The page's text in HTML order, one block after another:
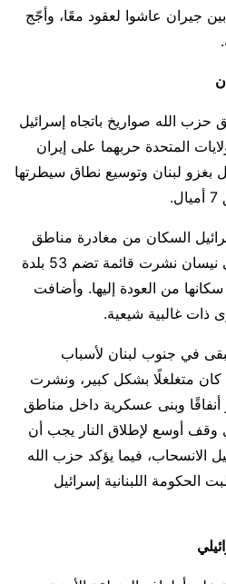
جيران عاشوا لعقود معًا، وأجّج
حزب الله صواريخ باتجاه إسرائيل
المتحدة حربهما على إيران
بغزو لبنان وتوسيع نطاق سيطرتها
السكان من مغادرة مناطق
واسعة في جنوب لبنان، وفي نيسان نشرت قائمة تضم 53 بلدة
من العودة إليها. وأضافت
ذات غالبية شيعية.
في جنوب لبنان لأسباب
متغلغلًا بشكل كبير، ونشرت
أنفاقًا وبنى عسكرية داخل مناطق
وقف أوسع لإطلاق النار يجب أن
الانسحاب، فيما يؤكد حزب الله
الحكومة اللبنانية إسرائيل